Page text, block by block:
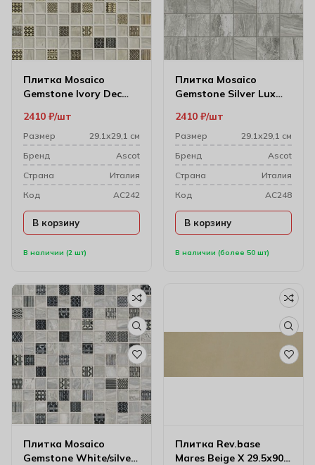
Плитка Mosaico
Gemstone Ivory Dec
В наличии (2 шт)
2410 ₽ шт
Размер
29.1х29,1 см
Бренд
Ascot
Cтрана
Италия
Код
AC242
В корзину
Плитка Mosaico
Gemstone Silver Lux
(4.7×4.7)
В наличии (более 50 шт)
2410 ₽ шт
Размер
29.1х29,1 см
Бренд
Ascot
Cтрана
Италия
Код
AC248
В корзину
Плитка Mosaico
Gemstone White/silver
Плитка Rev.base
Mares Beige X 29.5х90